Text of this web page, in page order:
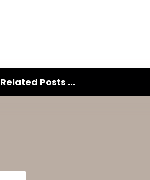
Related Posts ...